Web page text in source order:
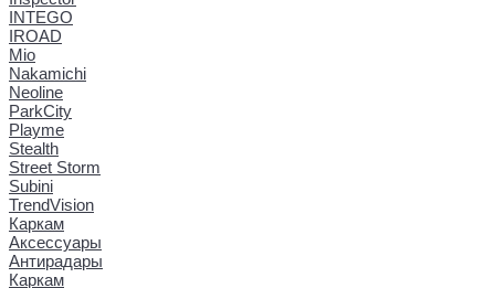
INTEGO
IROAD
Mio
Nakamichi
Neoline
ParkCity
Playme
Stealth
Street Storm
Subini
TrendVision
Каркам
Аксессуары
Антирадары
Каркам